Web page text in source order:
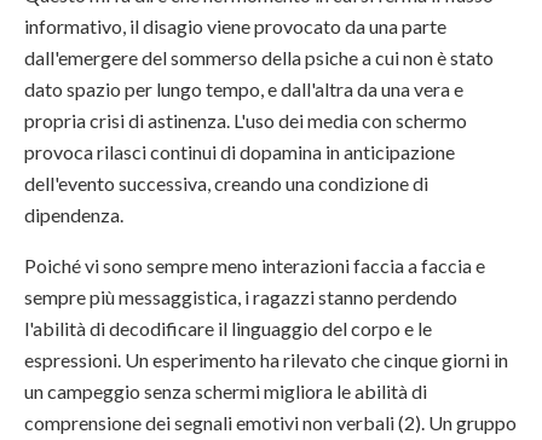
informativo, il disagio viene provocato da una parte
dall'emergere del sommerso della psiche a cui non è stato
dato spazio per lungo tempo, e dall'altra da una vera e
propria crisi di astinenza. L'uso dei media con schermo
provoca rilasci continui di dopamina in anticipazione
dell'evento successiva, creando una condizione di
dipendenza.
Poiché vi sono sempre meno interazioni faccia a faccia e
sempre più messaggistica, i ragazzi stanno perdendo
l'abilità di decodificare il linguaggio del corpo e le
espressioni. Un esperimento ha rilevato che cinque giorni in
un campeggio senza schermi migliora le abilità di
comprensione dei segnali emotivi non verbali (2). Un gruppo